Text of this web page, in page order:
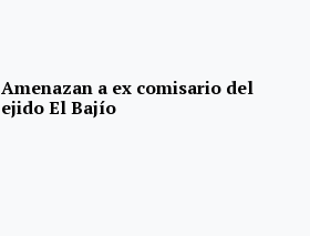
Amenazan a ex comisario del
ejido El Bajío